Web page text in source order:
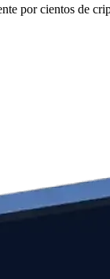
por cientos de